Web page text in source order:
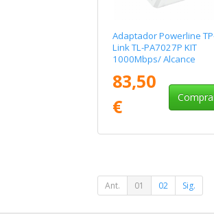
Adaptador Powerline
Link TL-PA7027P KIT
1000Mbps/ Alcance
83,50
€
Ant. 01 02 Sig.